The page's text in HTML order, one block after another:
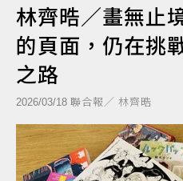
林齊晧／畫無止
的頁面，仍在挑
之路
2026/03/18 聯合報／ 林齊晧